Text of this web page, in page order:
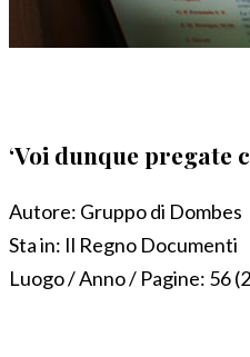
‘Voi dunque pregate
Autore: Gruppo di Dombes
Sta in: Il Regno Documenti
Luogo / Anno / Pagine: 56